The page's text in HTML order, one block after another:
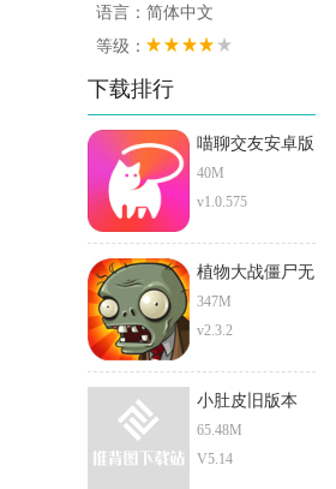
语言：简体中文
等级：
下载排行
喵聊交友安卓版
40M
v1.0.575
植物大战僵尸无
限阳光版
347M
v2.3.2
小肚皮旧版本
65.48M
V5.14